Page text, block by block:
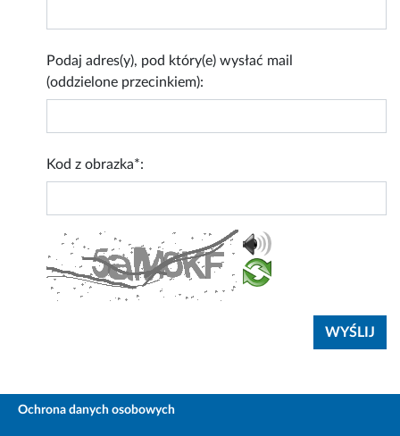
Podaj adres(y), pod który(e) wysłać mail
(oddzielone przecinkiem):
Kod z obrazka*:
Ochrona danych osobowych